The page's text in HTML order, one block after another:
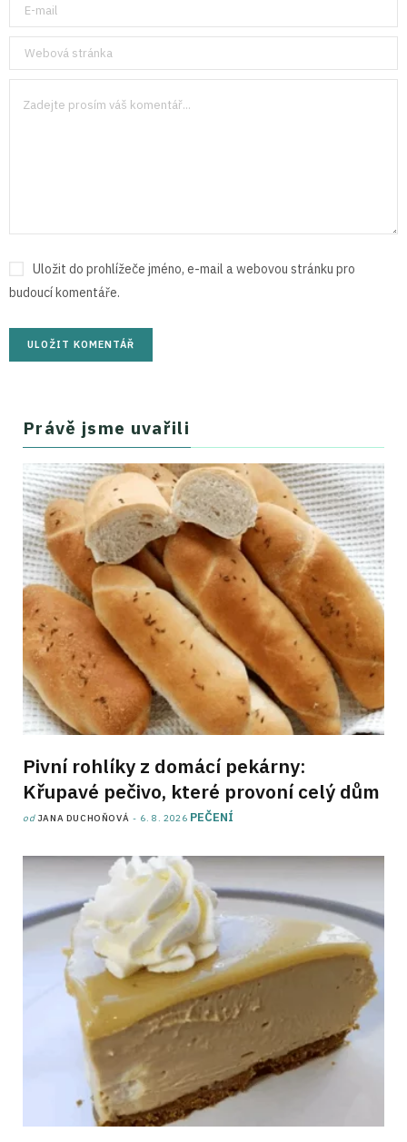
Uložit do prohlížeče jméno, e-mail a webovou stránku pro
budoucí komentáře.
Právě jsme uvařili
Pivní rohlíky z domácí pekárny:
Křupavé pečivo, které provoní celý dům
od JANA DUCHOŇOVÁ 6. 8. 2026 PEČENÍ